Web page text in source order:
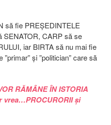
să fie PREȘEDINTELE
SENATOR, CARP să se
iar BIRTA să nu mai fie
și ”politician” care să
RĂMÂNE ÎN ISTORIA
vrea…PROCURORII și